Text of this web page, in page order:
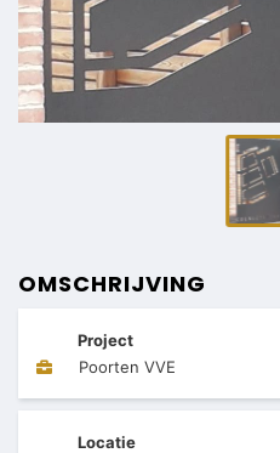
OMSCHRIJVING
Project
Poorten VVE
Locatie